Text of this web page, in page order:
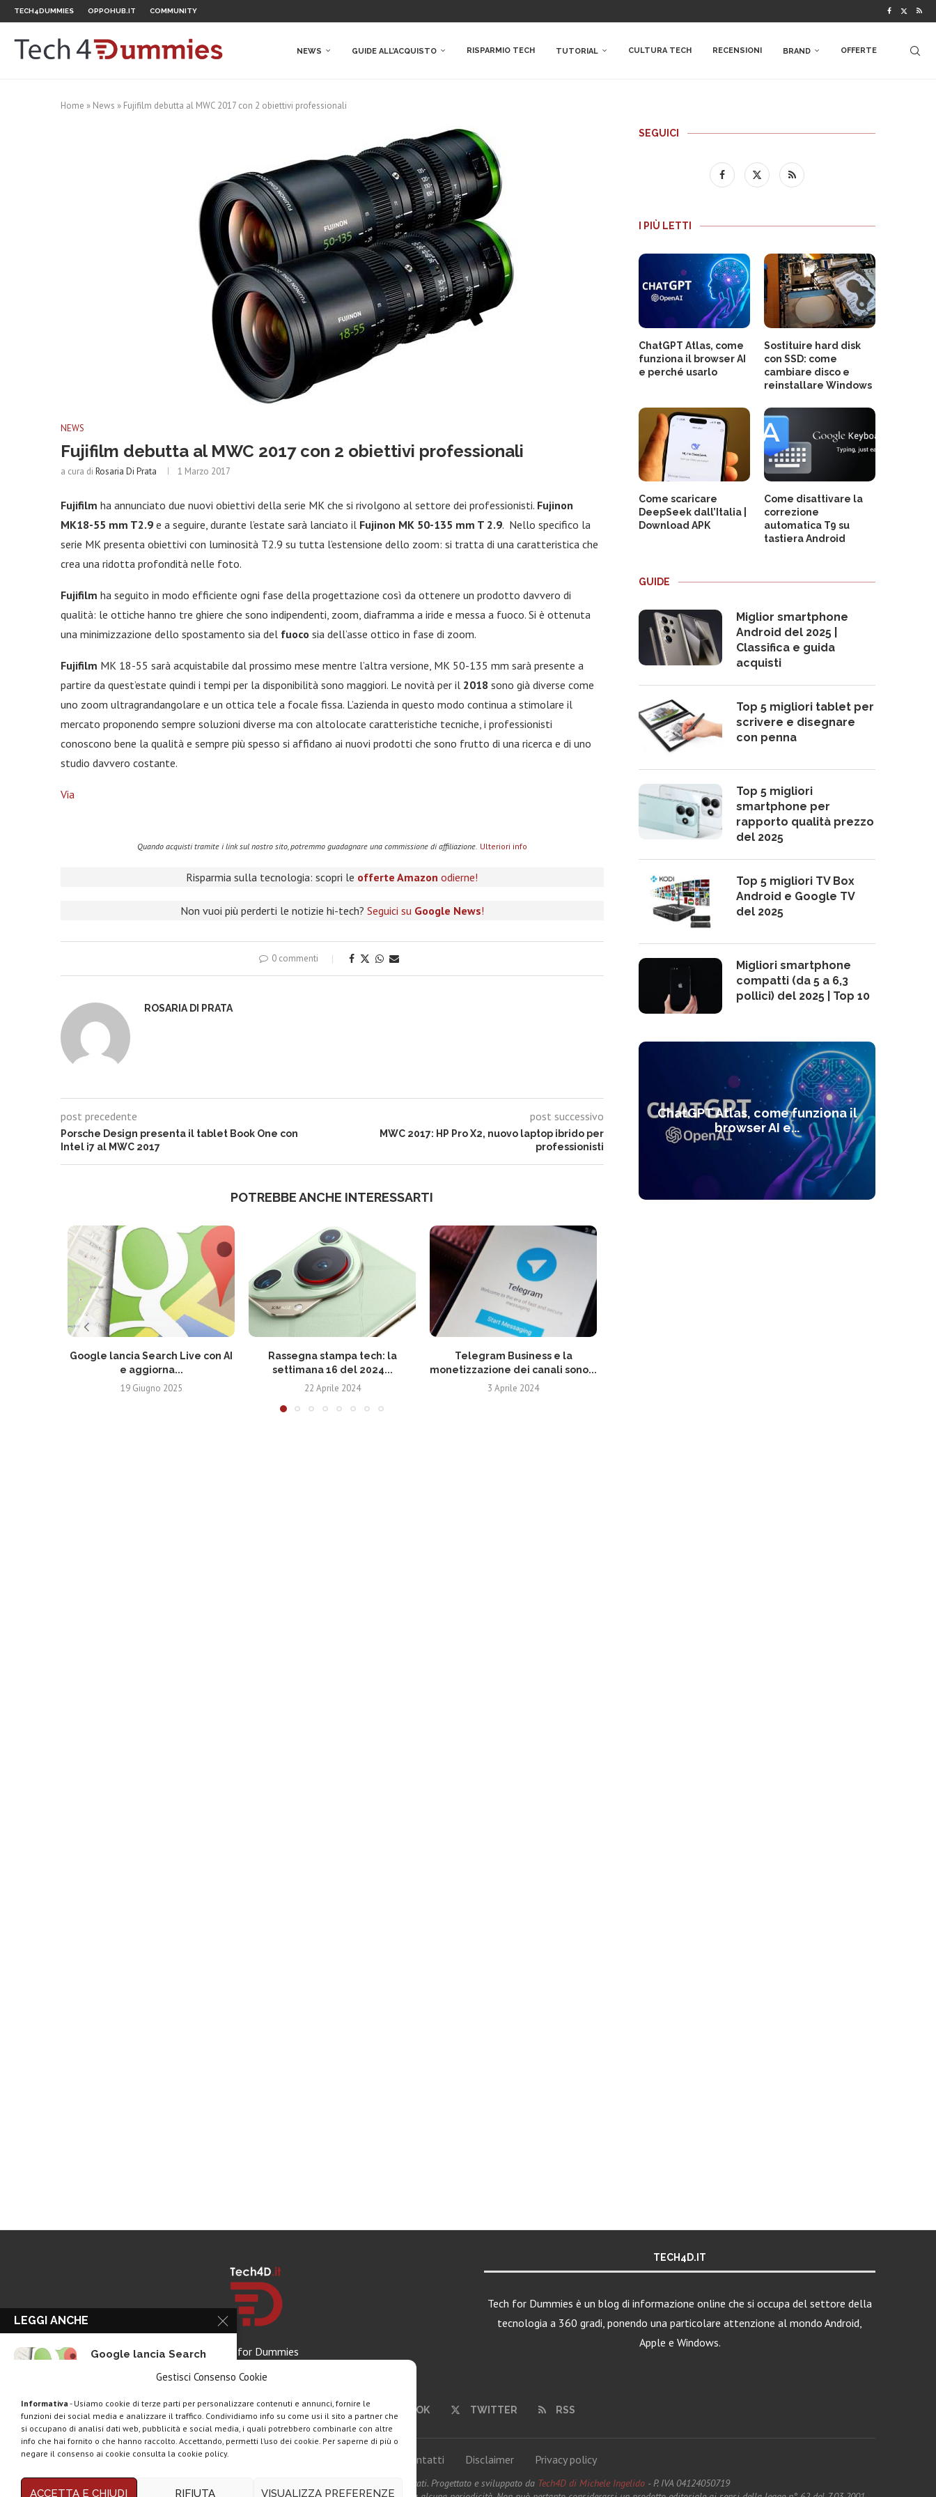
Gestisci Consenso Cookie
Informativa - Usiamo cookie di terze parti per personalizzare contenuti e annunci, fornire le
funzioni dei social media e analizzare il traffico. Condividiamo info su come usi il sito a partner che
si occupano di analisi dati web, pubblicità e social media, i quali potrebbero combinarle con altre
info che hai fornito o che hanno raccolto. Accettando, permetti l’uso dei cookie. Per saperne di più o
negare il consenso ai cookie consulta la cookie policy.
ACCETTA E CHIUDI RIFIUTA VISUALIZZA PREFERENZE
TECH4DUMMIES OPPOHUB.IT COMMUNITY
NEWS GUIDE ALL’ACQUISTO RISPARMIO TECH TUTORIAL CULTURA TECH RECENSIONI BRAND OFFERTE
Home » News » Fujifilm debutta al MWC 2017 con 2 obiettivi professionali
NEWS
Fujifilm debutta al MWC 2017 con 2 obiettivi professionali
a cura di Rosaria Di Prata 1 Marzo 2017
Fujifilm ha annunciato due nuovi obiettivi della serie MK che si rivolgono al settore dei professionisti. Fujinon
MK18-55 mm T2.9 e a seguire, durante l’estate sarà lanciato il Fujinon MK 50-135 mm T 2.9. Nello specifico la
serie MK presenta obiettivi con luminosità T2.9 su tutta l’estensione dello zoom: si tratta di una caratteristica che
crea una ridotta profondità nelle foto.
Fujifilm ha seguito in modo efficiente ogni fase della progettazione così da ottenere un prodotto davvero di
qualità: le ottiche hanno tre ghiere che sono indipendenti, zoom, diaframma a iride e messa a fuoco. Si è ottenuta
una minimizzazione dello spostamento sia del fuoco sia dell’asse ottico in fase di zoom.
Fujifilm MK 18-55 sarà acquistabile dal prossimo mese mentre l’altra versione, MK 50-135 mm sarà presente a
partire da quest’estate quindi i tempi per la disponibilità sono maggiori. Le novità per il 2018 sono già diverse come
uno zoom ultragrandangolare e un ottica tele a focale fissa. L’azienda in questo modo continua a stimolare il
mercato proponendo sempre soluzioni diverse ma con altolocate caratteristiche tecniche, i professionisti
conoscono bene la qualità e sempre più spesso si affidano ai nuovi prodotti che sono frutto di una ricerca e di uno
studio davvero costante.
Via
Quando acquisti tramite i link sul nostro sito, potremmo guadagnare una commissione di affiliazione. Ulteriori info
Risparmia sulla tecnologia: scopri le offerte Amazon odierne!
Non vuoi più perderti le notizie hi-tech? Seguici su Google News!
0 commenti
ROSARIA DI PRATA
post precedente
Porsche Design presenta il tablet Book One con
Intel i7 al MWC 2017
post successivo
MWC 2017: HP Pro X2, nuovo laptop ibrido per
professionisti
POTREBBE ANCHE INTERESSARTI
Google lancia Search Live con AI
e aggiorna...
19 Giugno 2025
Rassegna stampa tech: la
settimana 16 del 2024...
22 Aprile 2024
Telegram Business e la
monetizzazione dei canali sono...
3 Aprile 2024
SEGUICI
I PIÙ LETTI
ChatGPT Atlas, come
funziona il browser AI
e perché usarlo
Sostituire hard disk
con SSD: come
cambiare disco e
reinstallare Windows
Come scaricare
DeepSeek dall’Italia |
Download APK
Come disattivare la
correzione
automatica T9 su
tastiera Android
GUIDE
Miglior smartphone
Android del 2025 |
Classifica e guida
acquisti
Top 5 migliori tablet per
scrivere e disegnare
con penna
Top 5 migliori
smartphone per
rapporto qualità prezzo
del 2025
Top 5 migliori TV Box
Android e Google TV
del 2025
Migliori smartphone
compatti (da 5 a 6,3
pollici) del 2025 | Top 10
ChatGPT Atlas, come funziona il
browser AI e...
Tech for Dummies
TECH4D.IT
Tech for Dummies è un blog di informazione online che si occupa del settore della
tecnologia a 360 gradi, ponendo una particolare attenzione al mondo Android,
Apple e Windows.
FACEBOOK TWITTER RSS
Contatti Disclaimer Privacy policy
Copyright © 2025 Tech4Dummies. Tutti i diritti riservati. Progettato e sviluppato da Tech4D di Michele Ingelido- P. IVA 04124050719
LEGGI ANCHE
Google lancia Search
Rassegna stampa tech:
la settimana 16...